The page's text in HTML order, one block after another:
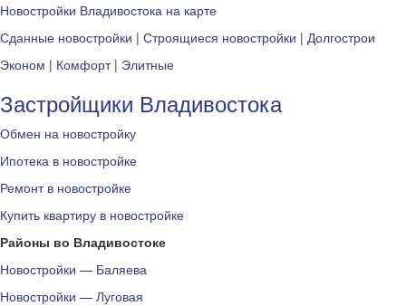
Новостройки Владивостока на карте
Сданные новостройки | Строящиеся новостройки | Долгострои
Эконом | Комфорт| Элитные
Застройщики Владивостока
Обмен на новостройку
Ипотека в новостройке
Ремонт в новостройке
Купить квартиру в новостройке
Районы во Владивостоке
Новостройки — Баляева
Новостройки — Луговая